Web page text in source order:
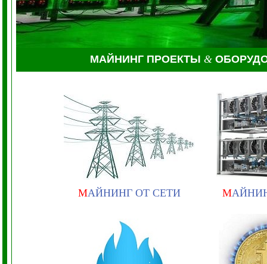
МАЙНИНГ ПРОЕКТЫ &
МАЙНИНГ ОТ СЕТИ М